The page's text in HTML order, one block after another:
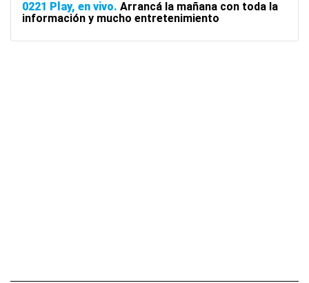
0221 Play, en vivo Arrancá la mañana con toda la
información y mucho entretenimiento